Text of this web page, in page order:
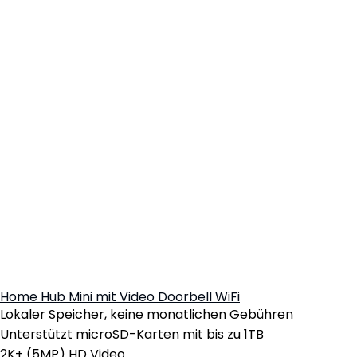
Home Hub Mini mit Video Doorbell WiFi
Lokaler Speicher, keine monatlichen Gebühren
Unterstützt microSD-Karten mit bis zu 1TB